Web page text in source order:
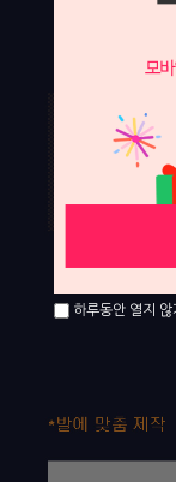
하루동안 열지 않